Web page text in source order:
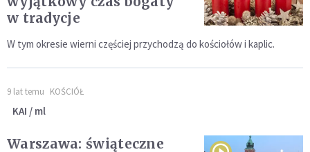
w tradycje
W tym okresie wierni częściej przychodzą do kościołów i kaplic.
9 lat temu KOŚCIÓŁ
KAI / ml
Warszawa: świąteczne